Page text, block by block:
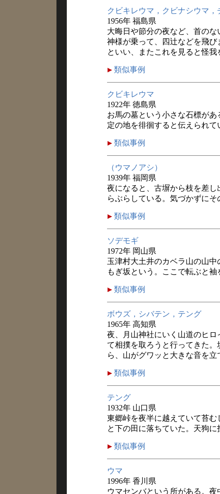
クビキレウマ，クビナシウマ，
1956年 福島県
大晦日や節分の夜など、首の
神様が乗って、四辻などを飛
といい、またこれを見ると怪我
類似事例
クビキレウマ
1922年 徳島県
お馬の墓という小さな石標が
定の地を徘徊すると伝えられて
類似事例
（ウマノアシ）
1939年 福岡県
夜になると、古塀から枝を差
らぶらしている。気づかずに
類似事例
ソデモギ
1972年 岡山県
玉津村大土井のカベラ山の山
もぎ坂という。ここで転ぶと
類似事例
ボウズ，シバテン，テング
1965年 高知県
夜、月山神社にいく山道のヒ
て相撲を取ろうと行ってきた
ら、山がグワッと大きな音を立
類似事例
テング
1932年 山口県
東郷峠を夜半に越えていて苔
と下の田に落ちていた。天狗
類似事例
ウマ
1996年 香川県
ウマセンバという所がある。